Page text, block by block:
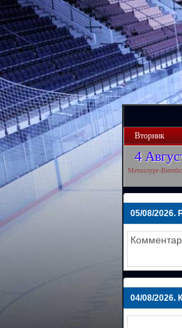
Вторник
4
Металлург-
05/08/2026.
04/08/2026.